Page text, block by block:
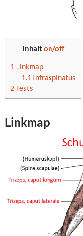
Inhalton/off
1 Linkmap
1.1 Infraspinatus
2 Tests
Linkmap